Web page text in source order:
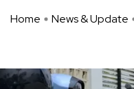
Home News & Update